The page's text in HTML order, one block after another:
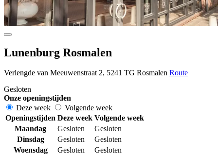
Lunenburg Rosmalen
Verlengde van Meeuwenstraat 2, 5241 TG Rosmalen Route
Gesloten
Onze openingstijden
Deze week
Volgende week
Openingstijden Deze week Volgende week
Maandag
Gesloten
Gesloten
Dinsdag
Gesloten
Gesloten
Woensdag
Gesloten
Gesloten